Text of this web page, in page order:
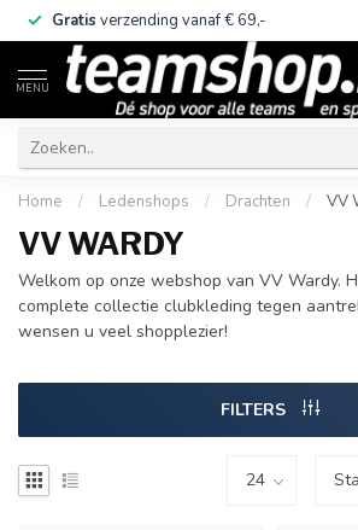
Gratis verzending vanaf € 69,-
MENU
Home / Ledenshops / Drachten / VV
VV WARDY
Welkom op onze webshop van VV Wardy.
complete collectie clubkleding tegen
wensen u veel shopplezier!
FILTERS